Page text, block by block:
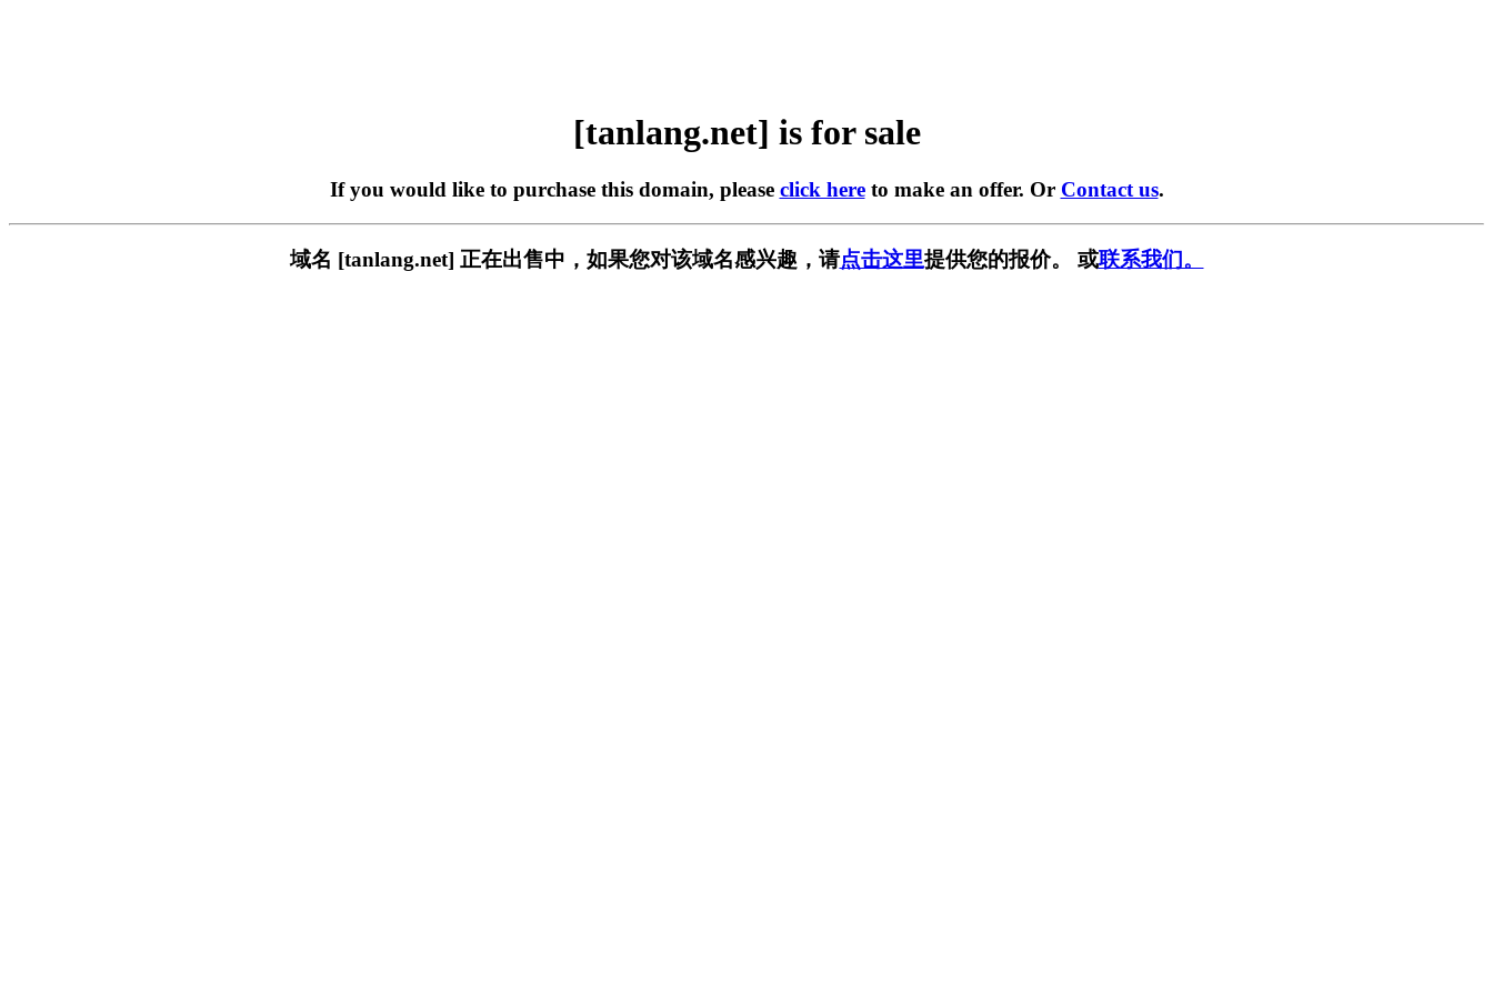
[tanlang.net] is for sale
If you would like to purchase this domain, please click hereto make an offer. Or Contact us.
域名 [tanlang.net] 正在出售中，如果您对该域名感兴趣，请点击这里提供您的报价。 或联系我们。